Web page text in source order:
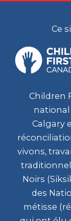
Ce
Children
Calgary
vivons,
Noirs
des
métisse